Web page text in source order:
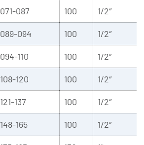
071-087 100 1/2″
089-094 100 1/2″
094-110 100 1/2″
108-120 100 1/2″
121-137 100 1/2″
148-165 100 1/2″